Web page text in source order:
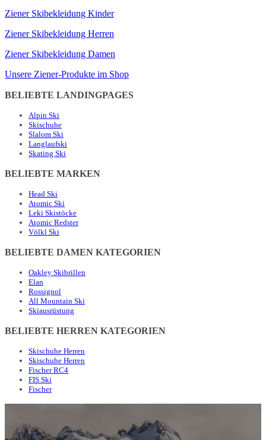
Ziener Skibekleidung Kinder
Ziener Skibekleidung Herren
Ziener Skibekleidung Damen
Unsere Ziener-Produkte im Shop
BELIEBTE LANDINGPAGES
Alpin Ski
Skischuhe
Slalom Ski
Langlaufski
Skating Ski
BELIEBTE MARKEN
Head Ski
Atomic Ski
Leki Skistöcke
Atomic Redster
Völkl Ski
BELIEBTE DAMEN KATEGORIEN
Oakley Skibrillen
Elan
Rossignol
All Mountain Ski
Skiausrüstung
BELIEBTE HERREN KATEGORIEN
Skischuhe Herren
Skischuhe Herren
Fischer RC4
FIS Ski
Fischer